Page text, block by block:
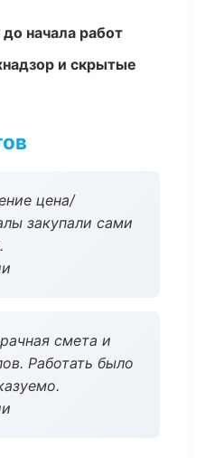
начала работ
и скрытые
цена/
закупали сами
смета и
Работать было